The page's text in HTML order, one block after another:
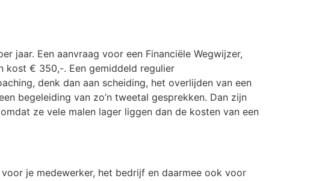
jaar. Een aanvraag voor een Financiële Wegwijzer,
kost € 350,-. Een gemiddeld regulier
denk dan aan scheiding, het overlijden van een
begeleiding van zo’n tweetal gesprekken. Dan zijn
ze vele malen lager liggen dan de kosten van een
je medewerker, het bedrijf en daarmee ook voor